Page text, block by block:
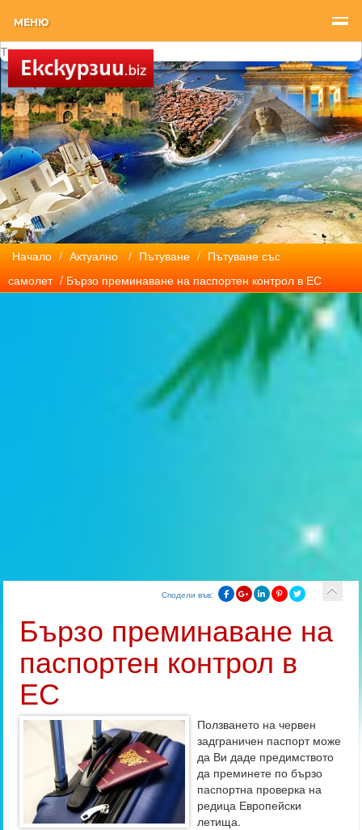
МЕНЮ
Начало / Актуално / Пътуване / Пътуване със
самолет / Бързо преминаване на паспортен контрол в ЕС
Сподели във:
Бързо преминаване на
паспортен контрол в
ЕС
Ползването на червен
задграничен паспорт може
да Ви даде предимството
да преминете по бързо
паспортна проверка на
редица Европейски
летища.